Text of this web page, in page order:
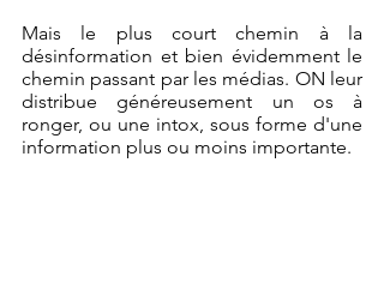
Mais le plus court chemin à la
désinformation et bien évidemment le
chemin passant par les médias. ON leur
distribue généreusement un os à
ronger, ou une intox, sous forme d'une